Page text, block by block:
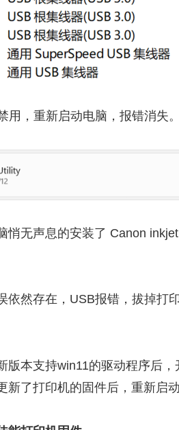
用，重新启动电脑，报错消失
悄无声息的安装了 Canon
依然存在，USB报错，拔掉打
版本支持win11的驱动程序后
新了打印机的固件后，重新启